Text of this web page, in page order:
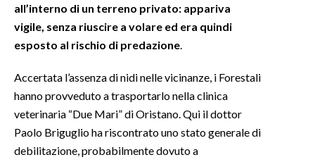
NOTIZIE
EVENTI
3 MINUTI CON
INSULARITÀ
all’interno di un terreno privato: appariva
vigile, senza riuscire a volare ed era quindi
esposto al rischio di predazione
Accertata l’assenza di nidi nelle vicinanze, i Forestali
hanno provveduto a trasportarlo nella clinica
veterinaria “Due Mari” di Oristano. Qui il dottor
Paolo Briguglio ha riscontrato uno stato generale di
debilitazione, probabilmente dovuto a